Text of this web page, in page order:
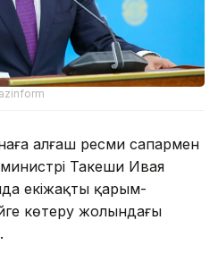
алғаш ресми сапармен
Такеши Ивая
екіжақты қарым-
көтеру жолындағы